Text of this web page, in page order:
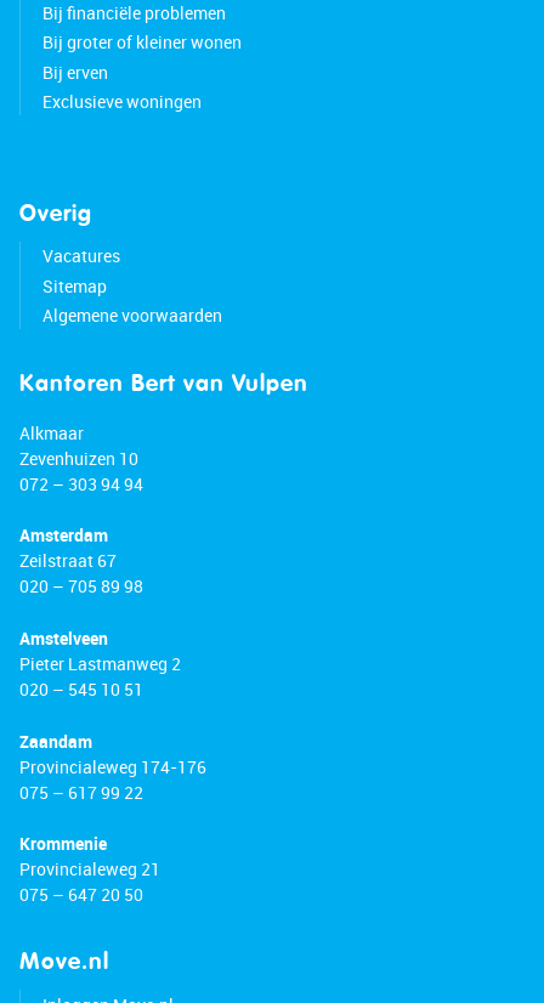
Bij financiële problemen
Bij groter of kleiner wonen
Bij erven
Exclusieve woningen
Overig
Vacatures
Sitemap
Algemene voorwaarden
Kantoren Bert van Vulpen
Alkmaar
Zevenhuizen 10
072 – 303 94 94
Amsterdam
Zeilstraat 67
020 – 705 89 98
Amstelveen
Pieter Lastmanweg 2
020 – 545 10 51
Zaandam
Provincialeweg 174-176
075 – 617 99 22
Krommenie
Provincialeweg 21
075 – 647 20 50
Move.nl